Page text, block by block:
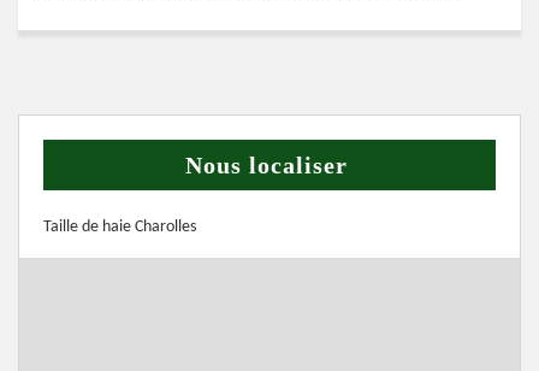
Nous localiser
Taille de haie Charolles